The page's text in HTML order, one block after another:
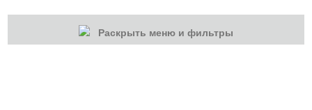
Раскрыть меню и фильтры